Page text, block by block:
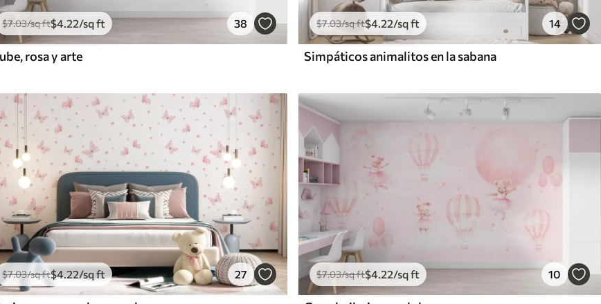
$7.03/sq ft$4.22/sq ft 38
rosa y arte
$7.03/sq ft$4.22/sq ft 14
Simpáticos animalitos en la sabana
$7.03/sq ft$4 .22/sq ft 27 $7.03/sq ft$4.22/sq ft 10